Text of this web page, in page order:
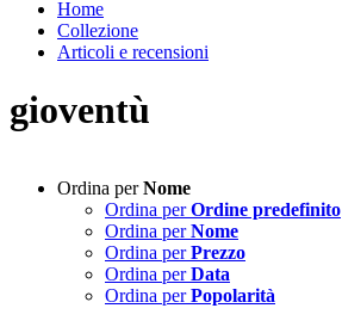
Home
Collezione
Articoli e recensioni
gioventù
Ordina perNome
Ordina perOrdine predefinito
Ordina perNome
Ordina perPrezzo
Ordina perData
Ordina perPopolarità